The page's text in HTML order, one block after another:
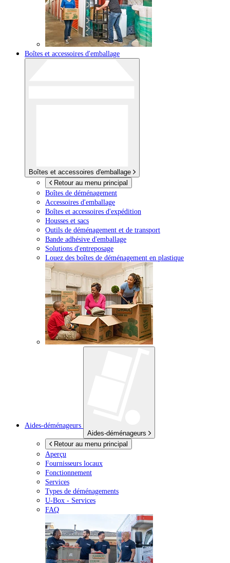
Boîtes et accessoires d'emballage
Boîtes et accessoires d'emballage
Retour au menu principal
Boîtes de déménagement
Accessoires d'emballage
Boîtes et accessoires d'expédition
Housses et sacs
Outils de déménagement et de transport
Bande adhésive d'emballage
Solutions d'entreposage
Louez des boîtes de déménagement en plastique
Aides-déménageurs
Aides-déménageurs
Retour au menu principal
Aperçu
Fournisseurs locaux
Fonctionnement
Services
Types de déménagements
U-Box - Services
FAQ